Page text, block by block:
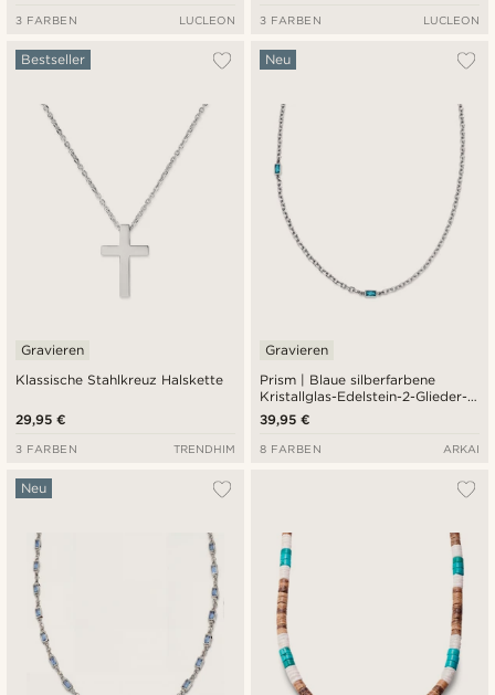
3 FARBEN LUCLEON 3 FARBEN LUCLEON
Klassische Stahlkreuz Halskette
Bestseller
Gravieren
29,95 €
3 FARBEN TRENDHIM
Prism | Blaue silberfarbene
Kristallglas-Edelstein-2-Glieder-
Halskette
Neu
Gravieren
39,95 €
8 FARBEN ARKAI
Neu